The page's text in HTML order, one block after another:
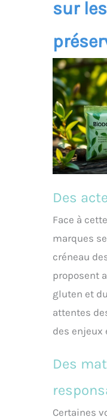
sur
Des
Face à
marques
créneau
proposent
gluten et
attentes
des enjeux
Des
Certaines